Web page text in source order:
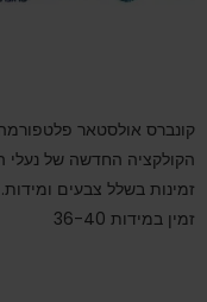
קונברס אולסטאר
הקולקציה החדשה של נעלי
זמינות בשלל צבעים ומידות.
זמין במידות 36-40